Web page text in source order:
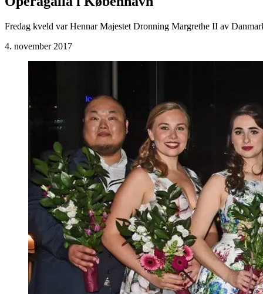
Fredag kveld var Hennar Majestet Dronning Margrethe II av
4. november 2017